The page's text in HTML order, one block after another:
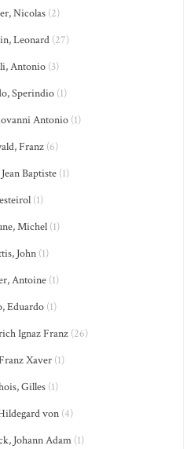
Nicolas (2)
Leonard(27)
Antonio (3)
Sperindio(1)
Antonio(1)
Franz(6)
Baptiste(1)
(1)
Michel(1)
John (1)
Antoine (1)
Eduardo (1)
Ignaz Franz(26)
Xaver (1)
Gilles(1)
von (4)
Johann Adam (1)